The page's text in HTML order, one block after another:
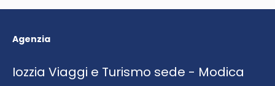
Agenzia
Iozzia Viaggi e Turismo sede - Modica